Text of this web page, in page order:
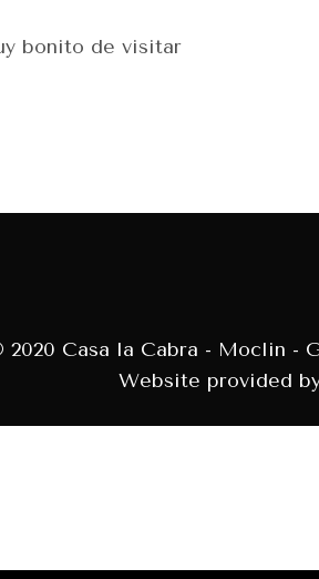
bonito de visitar
2020 Casa la Cabra - Moclin -
Website provided